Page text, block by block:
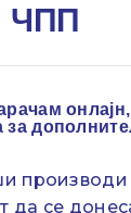
ЧПП
за
производи
да се